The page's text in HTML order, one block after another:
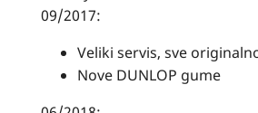
09/2017:
Veliki servis, sve
Nove DUNLOP gume